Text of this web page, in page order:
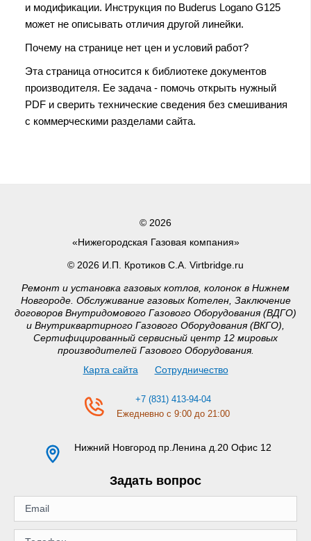
и модификации. Инструкция по Buderus Logano G125
может не описывать отличия другой линейки.
Почему на странице нет цен и условий работ?
Эта страница относится к библиотеке документов
производителя. Ее задача - помочь открыть нужный
PDF и сверить технические сведения без смешивания
с коммерческими разделами сайта.
© 2026
«Нижегородская Газовая компания»
© 2026 И.П. Кротиков С.А. Virtbridge.ru
Ремонт и установка газовых котлов, колонок в Нижнем
Новгороде. Обслуживание газовых Котелен, Заключение
договоров Внутридомового Газового Оборудования (ВДГО)
и Внутриквартирного Газового Оборудования (ВКГО),
Сертифицированный сервисный центр 12 мировых
производителей Газового Оборудования.
Карта сайта
Сотрудничество
+7 (831) 413-94-04
Ежедневно с 9:00 до 21:00
Нижний Новгород пр.Ленина д.20 Офис 12
Задать вопрос